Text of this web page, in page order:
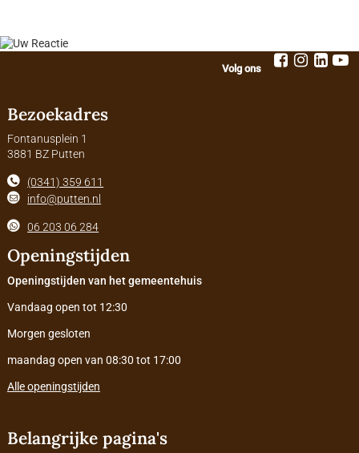
Volg ons
Bezoekadres
Fontanusplein 1
3881 BZ Putten
(0341) 359 611
info@putten.nl
06 203 06 284
Openingstijden
Openingstijden van het gemeentehuis
Vandaag open tot 12:30
Morgen gesloten
maandag open van 08:30 tot 17:00
Alle openingstijden
Belangrijke pagina's